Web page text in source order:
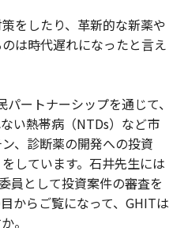
をしたり、革新的な新薬や
は時代遅れになったと言え
ートナーシップを通じて、
い熱帯病（NTDs）など市
、診断薬の開発への投資
しています。石井先生には
員として投資案件の審査を
からご覧になって、GHITは
。